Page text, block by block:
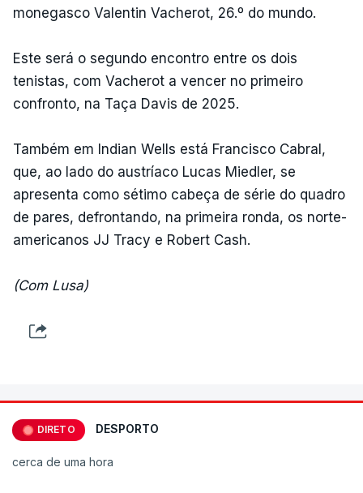
monegasco Valentin Vacherot, 26.º do mundo.
Este será o segundo encontro entre os dois
tenistas, com Vacherot a vencer no primeiro
confronto, na Taça Davis de 2025.
Também em Indian Wells está Francisco Cabral,
que, ao lado do austríaco Lucas Miedler, se
apresenta como sétimo cabeça de série do quadro
de pares, defrontando, na primeira ronda, os norte-
americanos JJ Tracy e Robert Cash.
(Com Lusa)
DIRETO DESPORTO
cerca de uma hora